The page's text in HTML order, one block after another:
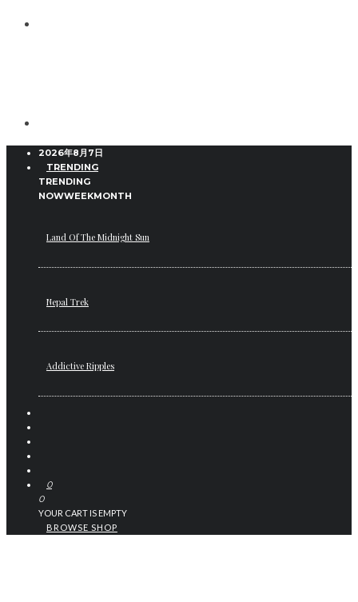
2026年8月7日
TRENDING
TRENDING
NOWWEEKMONTH
Land Of The Midnight Sun
Nepal Trek
Addictive Ripples
0
0
YOUR CART IS EMPTY
BROWSE SHOP